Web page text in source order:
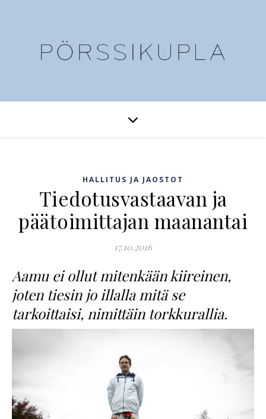
HALLITUS JA JAOSTOT
Tiedotusvastaavan ja
päätoimittajan maanantai
17.10.2016
Aamu ei ollut mitenkään kiireinen,
joten tiesin jo illalla mitä se
tarkoittaisi, nimittäin torkkurallia.